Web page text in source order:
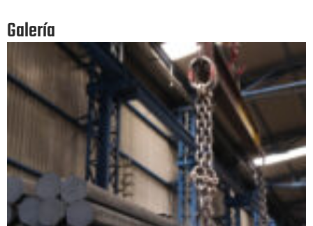
Galería